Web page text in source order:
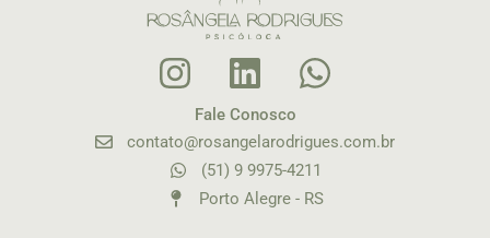
Fale Conosco
contato@rosangelarodrigues.com.br
(51) 9 9975-4211
Porto Alegre - RS